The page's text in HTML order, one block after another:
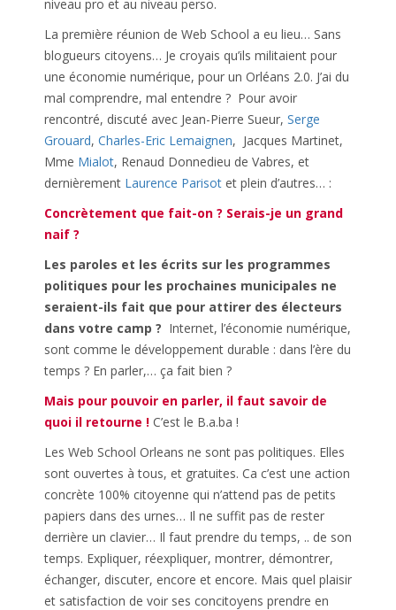
niveau pro et au niveau perso.
La première réunion de Web School a eu lieu… Sans
blogueurs citoyens… Je croyais qu’ils militaient pour
une économie numérique, pour un Orléans 2.0. J’ai du
mal comprendre, mal entendre ? Pour avoir
rencontré, discuté avec Jean-Pierre Sueur, Serge
Grouard, Charles-Eric Lemaignen, Jacques Martinet,
Mme Mialot, Renaud Donnedieu de Vabres, et
dernièrement Laurence Parisot et plein d’autres… :
Concrètement que fait-on ? Serais-je un grand
naif ?
Les paroles et les écrits sur les programmes
politiques pour les prochaines municipales ne
seraient-ils fait que pour attirer des électeurs
dans votre camp ? Internet, l’économie numérique,
sont comme le développement durable : dans l’ère du
temps ? En parler,… ça fait bien ?
Mais pour pouvoir en parler, il faut savoir de
quoi il retourne ! C’est le B.a.ba !
Les Web School Orleans ne sont pas politiques. Elles
sont ouvertes à tous, et gratuites. Ca c’est une action
concrète 100% citoyenne qui n’attend pas de petits
papiers dans des urnes… Il ne suffit pas de rester
derrière un clavier… Il faut prendre du temps, .. de son
temps. Expliquer, réexpliquer, montrer, démontrer,
échanger, discuter, encore et encore. Mais quel plaisir
et satisfaction de voir ses concitoyens prendre en